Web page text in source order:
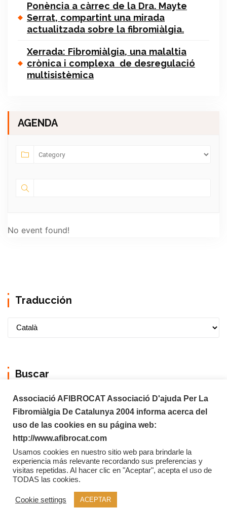
Ponència a càrrec de la Dra. Mayte
Serrat, compartint una mirada
actualitzada sobre la fibromiàlgia.
Xerrada: Fibromiàlgia, una malaltia
crònica i complexa de desregulació
multisistèmica
AGENDA
No event found!
Traducción
Buscar
Copyright © 2026 Afibrocat
Associació AFIBROCAT Associació D'ajuda Per La
Fibromiàlgia De Catalunya 2004 informa acerca del
uso de las cookies en su página web:
http://www.afibrocat.com
Usamos cookies en nuestro sitio web para brindarle la
experiencia más relevante recordando sus preferencias y
visitas repetidas. Al hacer clic en "Aceptar", acepta el uso de
TODAS las cookies.
Cookie settings ACEPTAR